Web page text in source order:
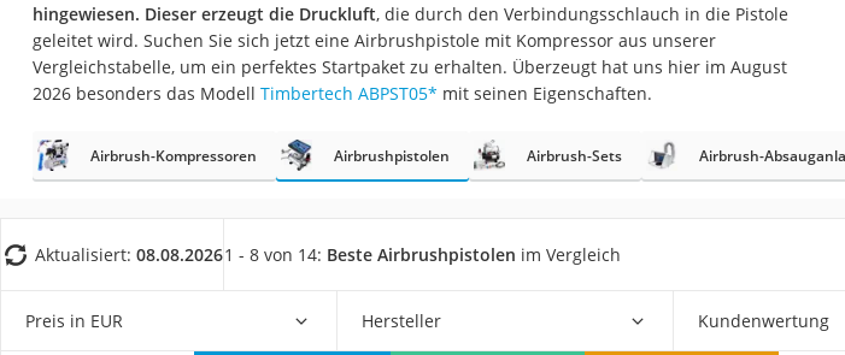
Fliesenschneider
Hochdruckreiniger
Doppelschleifer
Überwachungskamera
Benzinrasenmäher mit Elektrostart
Löschdecke
Winterharte Palmen
hingewiesen. Dieser erzeugt die Druckluft, die durch den Verbindungsschlauch in die Pistole
geleitet wird. Suchen Sie sich jetzt eine Airbrushpistole mit Kompressor aus unserer
Vergleichstabelle, um ein perfektes Startpaket zu erhalten. Überzeugt hat uns hier im August
2026 besonders das Modell Timbertech ABPST05* mit seinen Eigenschaften.
Airbrush-Kompressoren Airbrushpistolen Airbrush-Sets Airbrush-
Aktualisiert: 08.08.20261 - 8 von 14: Beste Airbrushpistolen im Vergleich
Preis in EUR Hersteller Kundenwertung